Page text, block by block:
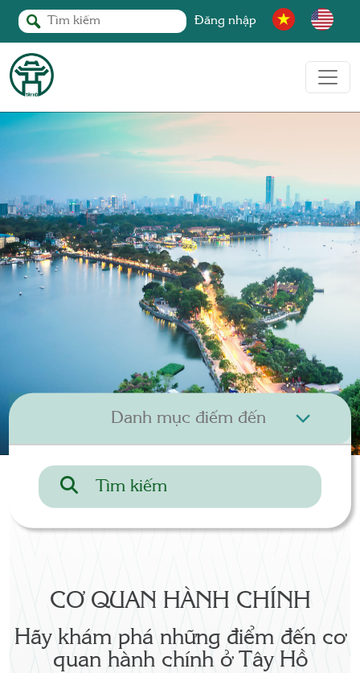
Đăng nhập
CƠ QUAN HÀNH CHÍNH
Hãy khám phá những điểm đến cơ
quan hành chính ở Tây Hồ